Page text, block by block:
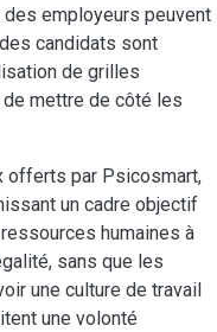
des employeurs peuvent
candidats sont
de grilles
mettre de côté les
offerts par Psicosmart,
un cadre objectif
humaines à
sans que les
une culture de travail
une volonté